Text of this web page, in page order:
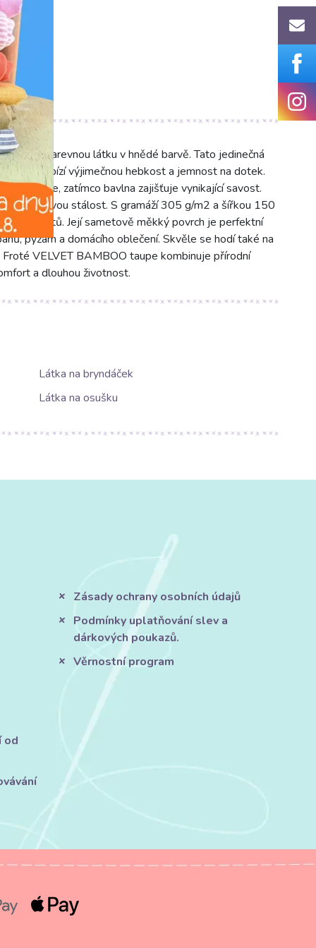
jednobarevnou látku v hnědé barvě. Tato jedinečná
nabízí výjimečnou hebkost a jemnost na dotek.
pokožce, zatímco bavlna zajišťuje vynikající savost.
a tvarovou stálost. S gramáží 305 g/m2 a šířkou 150
projektů. Její sametově měkký povrch je perfektní
pyžam a domácího oblečení. Skvěle se hodí také na
VELVET BAMBOO taupe kombinuje přírodní
a dlouhou životnost.
Látka na bryndáček
Látka na osušku
od
Zásady ochrany osobních údajů
Podmínky uplatňování slev a
dárkových poukazů.
Věrnostní program